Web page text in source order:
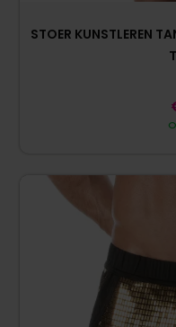
STOER KUNSTLEREN